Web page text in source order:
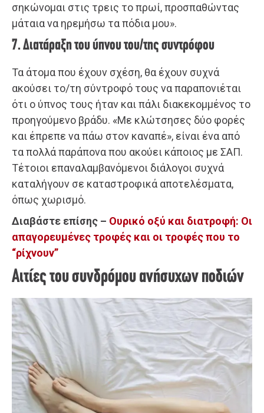
σηκώνομαι στις τρεις το πρωί, προσπαθώντας
μάταια να ηρεμήσω τα πόδια μου».
7. Διατάραξη του ύπνου του/της συντρόφου
Τα άτομα που έχουν σχέση, θα έχουν συχνά
ακούσει το/τη σύντροφό τους να παραπονιέται
ότι ο ύπνος τους ήταν και πάλι διακεκομμένος το
προηγούμενο βράδυ. «Με κλώτσησες δύο φορές
και έπρεπε να πάω στον καναπέ», είναι ένα από
τα πολλά παράπονα που ακούει κάποιος με ΣΑΠ.
Τέτοιοι επαναλαμβανόμενοι διάλογοι συχνά
καταλήγουν σε καταστροφικά αποτελέσματα,
όπως χωρισμό.
Διαβάστε επίσης – Ουρικό οξύ και διατροφή: Οι
απαγορευμένες τροφές και οι τροφές που το
“ρίχνουν”
Αιτίες του συνδρόμου ανήσυχων ποδιών